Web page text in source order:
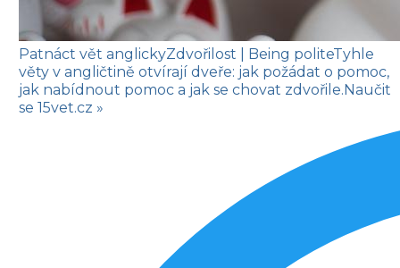
Patnáct vět anglickyZdvořilost | Being politeTyhle
věty v angličtině otvírají dveře: jak požádat o pomoc,
jak nabídnout pomoc a jak se chovat zdvořile. Naučit
se 15vet.cz »